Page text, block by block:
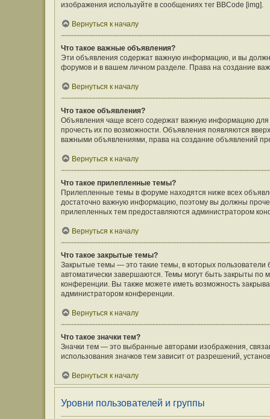
изображения используйте в сообщениях тег BBCode [img].
Вернуться к началу
Что такое важные объявления?
Эти объявления содержат важную информацию, и вы
форумов и в вашем личном разделе. Права на создание
Вернуться к началу
Что такое объявления?
Объявления чаще всего содержат важную информацию
прочесть их по возможности. Объявления появляются
важными объявлениями, права на создание объявлений
Вернуться к началу
Что такое прилепленные темы?
Прилепленные темы в форуме находятся ниже всех
достаточно важную информацию, поэтому вы должны
прилепленных тем предоставляются администратором
Вернуться к началу
Что такое закрытые темы?
Закрытые темы — это такие темы, в которых
автоматически завершаются. Темы могут быть закрыты
конференции. Вы также можете иметь возможность
администратором конференции.
Вернуться к началу
Что такое значки тем?
Значки тем — это выбранные авторами изображения,
использования значков тем зависит от разрешений,
Вернуться к началу
Уровни пользователей и группы